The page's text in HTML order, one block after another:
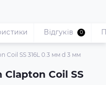
Coil SS 316L 0.3 мм d 3 мм
Clapton Coil SS
Відгуків 0